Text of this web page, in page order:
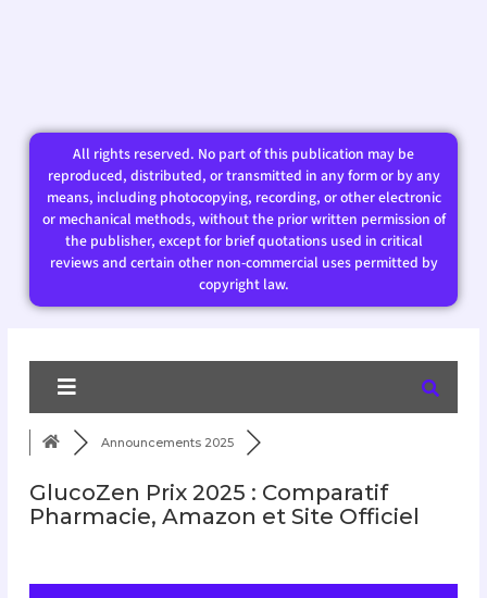
All rights reserved. No part of this publication may be
reproduced, distributed, or transmitted in any form or by any
means, including photocopying, recording, or other electronic
or mechanical methods, without the prior written permission of
the publisher, except for brief quotations used in critical
reviews and certain other non-commercial uses permitted by
copyright law.​
Announcements 2025
GlucoZen Prix 2025 : Comparatif
Pharmacie, Amazon et Site Officiel